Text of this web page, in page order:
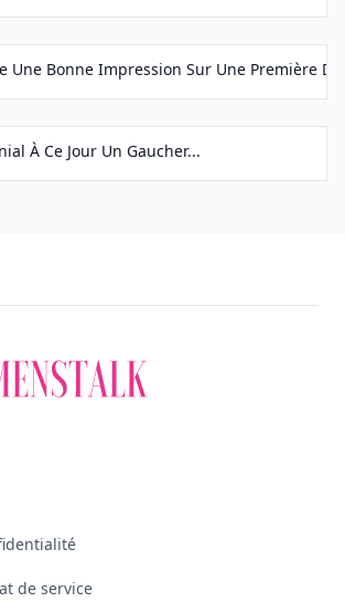
Une Bonne Impression Sur Une Première
À Ce Jour Un Gaucher...
de service